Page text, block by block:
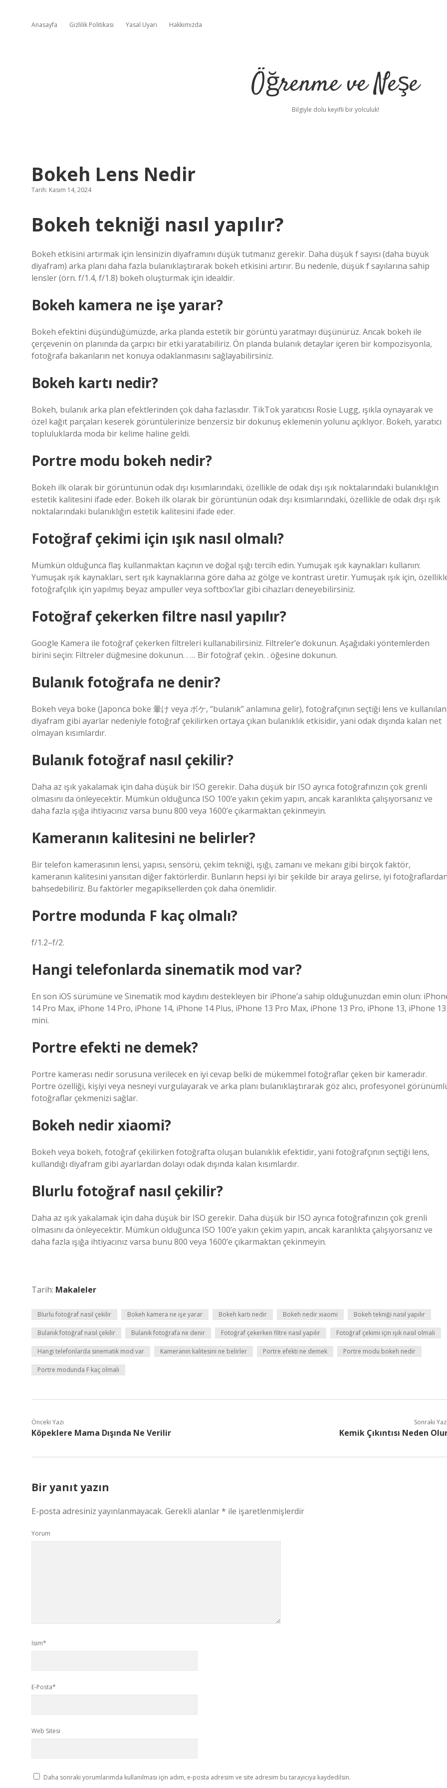
Anasayfa Gizlilik Politikası Yasal Uyarı Hakkımızda
Öğrenme ve Neşe
Bilgiyle dolu keyifli bir yolculuk!
Bokeh Lens Nedir
Tarih: Kasım 14, 2024
Bokeh tekniği nasıl yapılır?
Bokeh etkisini artırmak için lensinizin diyaframını düşük tutmanız gerekir. Daha düşük f sayısı (daha büyük
diyafram) arka planı daha fazla bulanıklaştırarak bokeh etkisini artırır. Bu nedenle, düşük f sayılarına sahip
lensler (örn. f/1.4, f/1.8) bokeh oluşturmak için idealdir.
Bokeh kamera ne işe yarar?
Bokeh efektini düşündüğümüzde, arka planda estetik bir görüntü yaratmayı düşünürüz. Ancak bokeh ile
çerçevenin ön planında da çarpıcı bir etki yaratabiliriz. Ön planda bulanık detaylar içeren bir kompozisyonla,
fotoğrafa bakanların net konuya odaklanmasını sağlayabilirsiniz.
Bokeh kartı nedir?
Bokeh, bulanık arka plan efektlerinden çok daha fazlasıdır. TikTok yaratıcısı Rosie Lugg, ışıkla oynayarak ve
özel kağıt parçaları keserek görüntülerinize benzersiz bir dokunuş eklemenin yolunu açıklıyor. Bokeh, yaratıcı
topluluklarda moda bir kelime haline geldi.
Portre modu bokeh nedir?
Bokeh ilk olarak bir görüntünün odak dışı kısımlarındaki, özellikle de odak dışı ışık noktalarındaki bulanıklığın
estetik kalitesini ifade eder. Bokeh ilk olarak bir görüntünün odak dışı kısımlarındaki, özellikle de odak dışı ışık
noktalarındaki bulanıklığın estetik kalitesini ifade eder.
Fotoğraf çekimi için ışık nasıl olmalı?
Mümkün olduğunca flaş kullanmaktan kaçının ve doğal ışığı tercih edin. Yumuşak ışık kaynakları kullanın:
Yumuşak ışık kaynakları, sert ışık kaynaklarına göre daha az gölge ve kontrast üretir. Yumuşak ışık için,
fotoğrafçılık için yapılmış beyaz ampuller veya softbox’lar gibi cihazları deneyebilirsiniz.
Fotoğraf çekerken filtre nasıl yapılır?
Google Kamera ile fotoğraf çekerken filtreleri kullanabilirsiniz. Filtreler’e dokunun. Aşağıdaki yöntemlerden
birini seçin: Filtreler düğmesine dokunun. . … Bir fotoğraf çekin. . öğesine dokunun.
Bulanık fotoğrafa ne denir?
Bokeh veya boke (Japonca boke 暈け veya ボケ, “bulanık” anlamına gelir), fotoğrafçının seçtiği lens ve kullanılan
diyafram gibi ayarlar nedeniyle fotoğraf çekilirken ortaya çıkan bulanıklık etkisidir, yani odak dışında kalan net
olmayan kısımlardır.
Bulanık fotoğraf nasıl çekilir?
Daha az ışık yakalamak için daha düşük bir ISO gerekir. Daha düşük bir ISO ayrıca fotoğrafınızın çok grenli
olmasını da önleyecektir. Mümkün olduğunca ISO 100’e yakın çekim yapın, ancak karanlıkta çalışıyorsanız ve
daha fazla ışığa ihtiyacınız varsa bunu 800 veya 1600’e çıkarmaktan çekinmeyin.
Kameranın kalitesini ne belirler?
Bir telefon kamerasının lensi, yapısı, sensörü, çekim tekniği, ışığı, zamanı ve mekanı gibi birçok faktör,
kameranın kalitesini yansıtan diğer faktörlerdir. Bunların hepsi iyi bir şekilde bir araya gelirse, iyi
bahsedebiliriz. Bu faktörler megapiksellerden çok daha önemlidir.
Portre modunda F kaç olmalı?
f/1.2–f/2.
Hangi telefonlarda sinematik mod var?
En son iOS sürümüne ve Sinematik mod kaydını destekleyen bir iPhone’a sahip olduğunuzdan emin olun:
14 Pro Max, iPhone 14 Pro, iPhone 14, iPhone 14 Plus, iPhone 13 Pro Max, iPhone 13 Pro, iPhone 13, iPhone 13
mini.
Portre efekti ne demek?
Portre kamerası nedir sorusuna verilecek en iyi cevap belki de mükemmel fotoğraflar çeken bir kameradır.
Portre özelliği, kişiyi veya nesneyi vurgulayarak ve arka planı bulanıklaştırarak göz alıcı, profesyonel
fotoğraflar çekmenizi sağlar.
Bokeh nedir xiaomi?
Bokeh veya bokeh, fotoğraf çekilirken fotoğrafta oluşan bulanıklık efektidir, yani fotoğrafçının seçtiği lens,
kullandığı diyafram gibi ayarlardan dolayı odak dışında kalan kısımlardır.
Blurlu fotoğraf nasıl çekilir?
Daha az ışık yakalamak için daha düşük bir ISO gerekir. Daha düşük bir ISO ayrıca fotoğrafınızın çok grenli
olmasını da önleyecektir. Mümkün olduğunca ISO 100’e yakın çekim yapın, ancak karanlıkta çalışıyorsanız ve
daha fazla ışığa ihtiyacınız varsa bunu 800 veya 1600’e çıkarmaktan çekinmeyin.
Tarih: Makaleler
Blurlu fotoğraf nasıl çekilir Bokeh kamera ne işe yarar Bokeh kartı nedir Bokeh nedir xiaomi Bokeh tekniği nasıl yapılır
Bulanık fotoğraf nasıl çekilir Bulanık fotoğrafa ne denir Fotoğraf çekerken filtre nasıl yapılır Fotoğraf çekimi için ışık nasıl olmalı
Hangi telefonlarda sinematik mod var Kameranın kalitesini ne belirler Portre efekti ne demek Portre modu bokeh nedir
Portre modunda F kaç olmalı
Önceki Yazı
Köpeklere Mama Dışında Ne Verilir
Sonraki
Kemik Çıkıntısı Neden
Bir yanıt yazın
E-posta adresiniz yayınlanmayacak. Gerekli alanlar* ile işaretlenmişlerdir
Yorum
İsim*
E-Posta*
Web Sitesi
Daha sonraki yorumlarımda kullanılması için adım, e-posta adresim ve site adresim bu tarayıcıya kaydedilsin.